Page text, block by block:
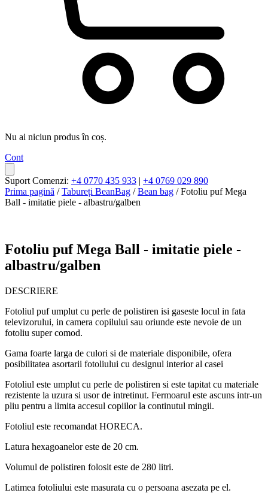
Nu ai niciun produs în coș.
Cont
Suport Comenzi: +4 0770 435 933 | +4 0769 029 890
Prima pagină /Tabureți BeanBag /Bean bag / Fotoliu puf Mega
Ball - imitatie piele - albastru/galben
Fotoliu puf Mega Ball - imitatie piele -
albastru/galben
DESCRIERE
Fotoliul puf umplut cu perle de polistiren isi gaseste locul in fata
televizorului, in camera copilului sau oriunde este nevoie de un
fotoliu super comod.
Gama foarte larga de culori si de materiale disponibile, ofera
posibilitatea asortarii fotoliului cu designul interior al casei
Fotoliul este umplut cu perle de polistiren si este tapitat cu materiale
rezistente la uzura si usor de intretinut. Fermoarul este ascuns intr-un
pliu pentru a limita accesul copiilor la continutul mingii.
Fotoliul este recomandat HORECA.
Latura hexagoanelor este de 20 cm.
Volumul de polistiren folosit este de 280 litri.
Latimea fotoliului este masurata cu o persoana asezata pe el.